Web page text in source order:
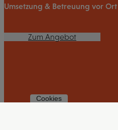
Umsetzung & Betreuung vor Ort
Zum Angebot
Cookies